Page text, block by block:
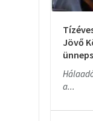
Jövő
a...